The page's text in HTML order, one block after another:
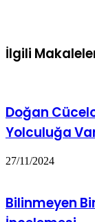
İlgili
Doğan
Yolculuğa Var
27/11/2024
Bilinmeyen